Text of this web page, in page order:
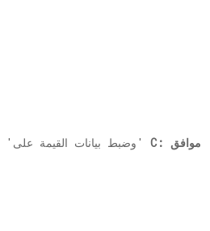
'وضبط بيانات القيمة على' موافق